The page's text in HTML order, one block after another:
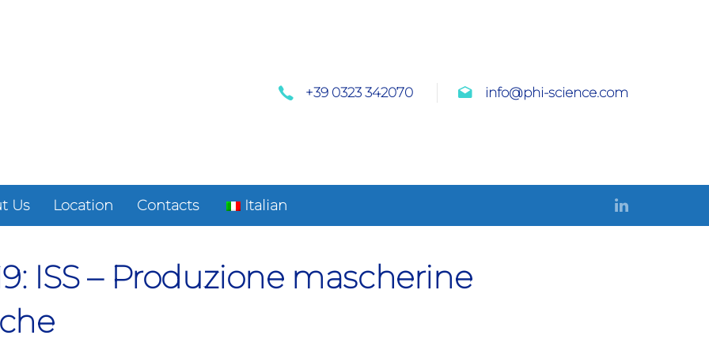
+39 0323 342070 info@phi-science.com
Us Location Contacts Italian
ISS – Produzione mascherine